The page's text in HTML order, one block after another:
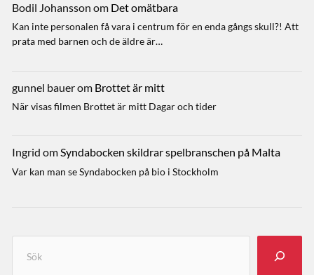
Bodil Johansson om Det omätbara
Kan inte personalen få vara i centrum för en enda gångs skull?! Att
prata med barnen och de äldre är…
gunnel bauerom Brottet är mitt
När visas filmen Brottet är mitt Dagar och tider
Ingrid omSyndabocken skildrar spelbranschen på Malta
Var kan man se Syndabocken på bio i Stockholm